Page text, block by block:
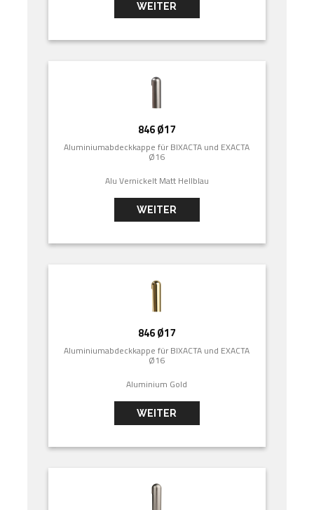
WEITER
846 Ø17
Aluminiumabdeckkappe für BIXACTA und EXACTA
Ø16
Alu Vernickelt Matt Hellblau
WEITER
846 Ø17
Aluminiumabdeckkappe für BIXACTA und EXACTA
Ø16
Aluminium Gold
WEITER